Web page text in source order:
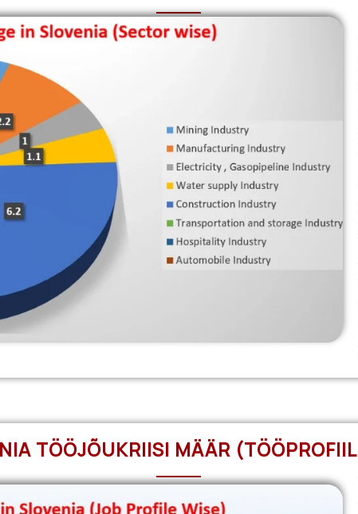
TÖÖJÕUKRIISI MÄÄR